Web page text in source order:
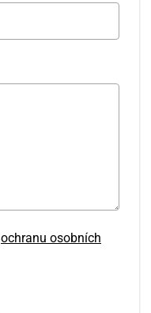
ochranu osobních
31 1 2